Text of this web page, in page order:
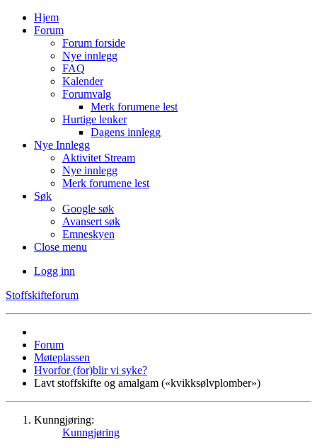
Hjem
Forum
Forum forside
Nye innlegg
FAQ
Kalender
Forumvalg
Merk forumene lest
Hurtige lenker
Dagens innlegg
Nye Innlegg
Aktivitet Stream
Nye innlegg
Merk forumene lest
Søk
Google søk
Avansert søk
Emneskyen
Close menu
Logg inn
Stoffskifteforum
Forum
Møteplassen
Hvorfor (for)blir vi syke?
Lavt stoffskifte og amalgam («kvikksølvplomber»)
Kunngjøring:
Kunngjøring